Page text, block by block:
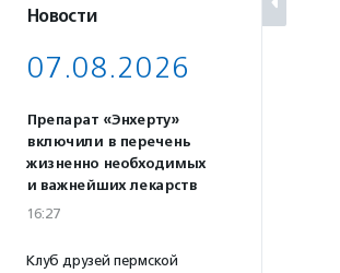
Новости
07.08.2026
Препарат «Энхерту»
включили в перечень
жизненно необходимых
и важнейших лекарств
16:27
Клуб друзей пермской